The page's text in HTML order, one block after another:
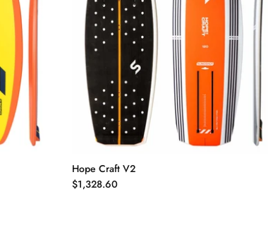
Hope Craft V2
$1,328.60